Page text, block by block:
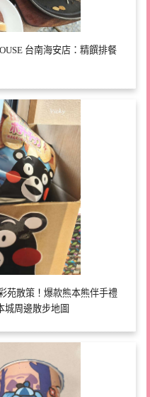
台南海安店：精饌排餐
苑散策！爆款熊本熊伴手禮
城周邊散步地圖